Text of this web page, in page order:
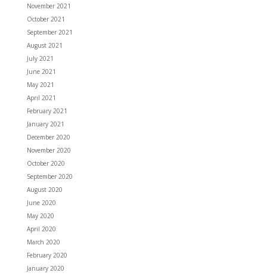
November 2021
October 2021
September 2021
August 2021
July 2021
June 2021
May 2021
April 2021
February 2021
January 2021
December 2020
November 2020
October 2020
September 2020
August 2020
June 2020
May 2020
April 2020
March 2020
February 2020
January 2020